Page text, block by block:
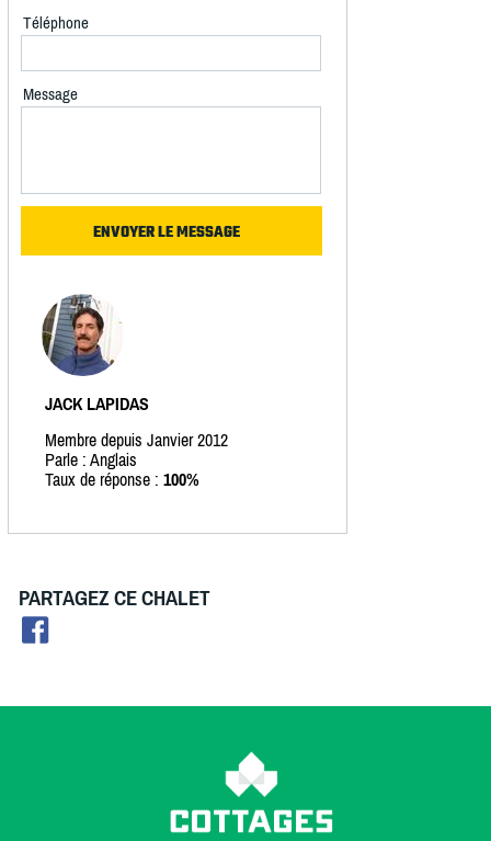
Téléphone
Message
JACK LAPIDAS
Membre depuis Janvier 2012
Parle : Anglais
Taux de réponse : 100%
PARTAGEZ CE CHALET